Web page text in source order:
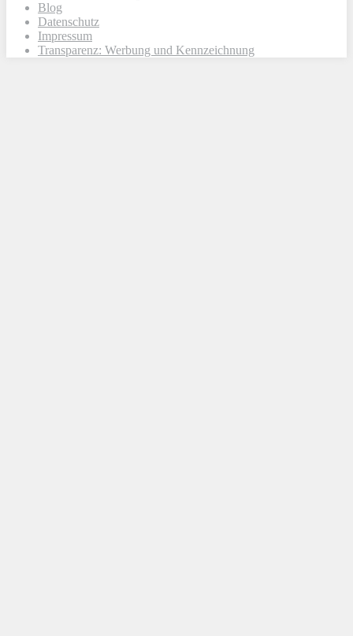
Blog
Datenschutz
Impressum
Transparenz: Werbung und Kennzeichnung